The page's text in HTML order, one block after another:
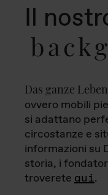
Il
Das ganze Leben
ovvero mobili
si adattano
circostanze e
informazioni su
storia, i
troverete qui.